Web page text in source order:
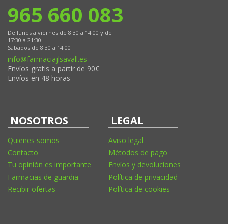
965 660 083
De lunes a viernes de 8:30 a 14:00 y de
17:30 a 21:30
Sábados de 8:30 a 14:00
info@farmaciajlsavall.es
Envíos gratis a partir de 90€
Envíos en 48 horas
NOSOTROS
Quienes somos
Contacto
Tu opinión es importante
Farmacias de guardia
Recibir ofertas
LEGAL
Aviso legal
Métodos de pago
Envíos y devoluciones
Política de privacidad
Política de cookies